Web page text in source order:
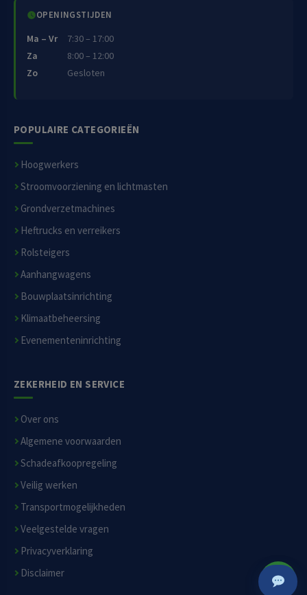
OPENINGSTIJDEN
Ma – Vr
7:30 – 17:00
Za
8:00 – 12:00
Zo
Gesloten
POPULAIRE CATEGORIEËN
Hoogwerkers
Stroomvoorziening en lichtmasten
Grondverzetmachines
Heftrucks en verreikers
Rolsteigers
Aanhangwagens
Bouwplaatsinrichting
Klimaatbeheersing
Evenementeninrichting
ZEKERHEID EN SERVICE
Over ons
Algemene voorwaarden
Schadeafkoopregeling
Veilig werken
Transportmogelijkheden
Veelgestelde vragen
Privacyverklaring
Disclaimer